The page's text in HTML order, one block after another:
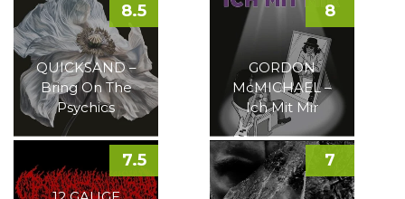
QUICKSAND –
Bring On The
Psychics
8.5
GORDON
McMICHAEL –
Ich Mit Mir
8
7.5 7